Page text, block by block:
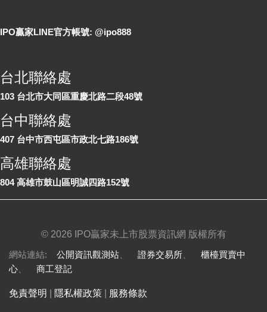
IPO贏家LINE官方帳號: @ipo888
台北聯絡處
103 台北市大同區重慶北路二段48號
台中聯絡處
407 台中市西屯區市政北七路186號
高雄聯絡處
804 高雄市鼓山區明誠四路152號
© 2026 IPO贏家未上市股票資訊網 版權所有
網站連結: 公開資訊觀測站 證券交易所
櫃檯買賣中
心
商工登記
免責聲明 隱私權政策 服務條款